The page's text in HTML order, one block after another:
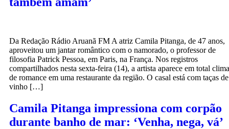
Da Redação Rádio Aruanã FM A atriz Camila Pitanga, de 47 anos,
aproveitou um jantar romântico com o namorado, o professor de
filosofia Patrick Pessoa, em Paris, na França. Nos registros
compartilhados nesta sexta-feira (14), a artista aparece em total clima
de romance em uma restaurante da região. O casal está com taças de
vinho […]
Camila Pitanga impressiona com corpão
durante banho de mar: ‘Venha, nega, vá’